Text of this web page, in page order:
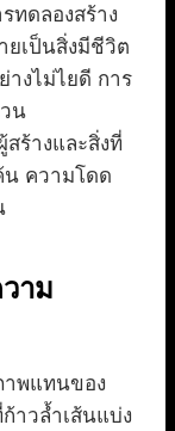
ทดลองสร้าง
เป็นสิ่งมีชีวิต
างไม่ไยดี การ
น
ร้างและสิ่งที่
น ความโดด
าม
าพแทนของ
าวล้ำเส้นแบ่ง